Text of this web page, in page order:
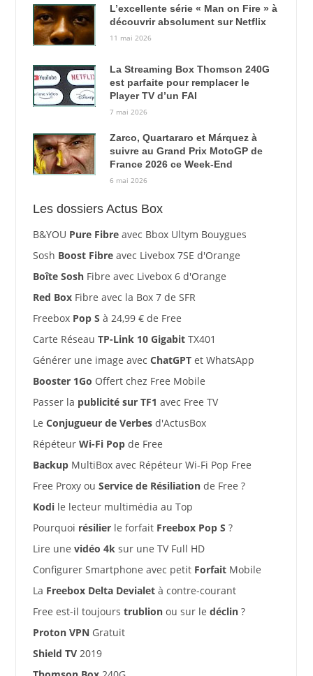
L’excellente série « Man on Fire » à
découvrir absolument sur Netflix
11 mai 2026
La Streaming Box Thomson 240G
est parfaite pour remplacer le
Player TV d’un FAI
7 mai 2026
Zarco, Quartararo et Márquez à
suivre au Grand Prix MotoGP de
France 2026 ce Week-End
6 mai 2026
Les dossiers Actus Box
B&YOU Pure Fibreavec Bbox Ultym Bouygues
Sosh Boost Fibreavec Livebox 7SE d'Orange
Boîte SoshFibre avec Livebox 6 d'Orange
Red BoxFibre avec la Box 7 de SFR
Freebox Pop S à 24,99 € de Free
Carte Réseau TP-Link 10 GigabitTX401
Générer une image avec ChatGPTet WhatsApp
Booster 1Go Offert chez Free Mobile
Passer la publicité sur TF1 avec Free TV
Le Conjugueur de Verbesd'ActusBox
Répéteur Wi-Fi Popde Free
BackupMultiBox avec Répéteur Wi-Fi Pop Free
Free Proxy ou Service de Résiliationde Free ?
Kodile lecteur multimédia au Top
Pourquoi résilierle forfait Freebox Pop S ?
Lire une vidéo 4ksur une TV Full HD
Configurer Smartphone avec petit ForfaitMobile
La Freebox Delta Devialetà contre-courant
Free est-il toujours trublionou sur le déclin?
Proton VPN Gratuit
Shield TV2019